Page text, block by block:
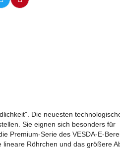
Die neuesten
Sie eignen sich besonders für
Premium-Serie des VESDA-E-
Röhrchen und das größere